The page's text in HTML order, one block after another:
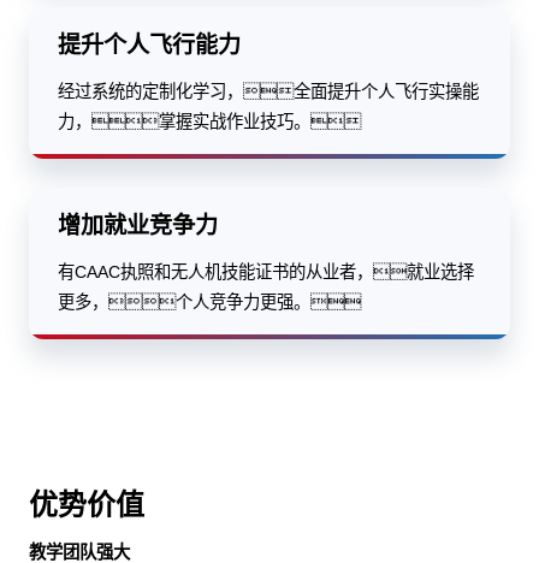
提升个人飞行能力
经过系统的定制化学习，全面提升个人飞行实操能
力，掌握实战作业技巧。
增加就业竞争力
有CAAC执照和无人机技能证书的从业者，就业选择
更多，个人竞争力更强。
优势价值
教学团队强大